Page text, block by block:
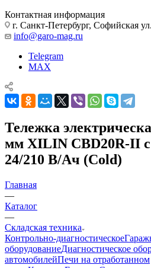
Контактная информация
г. Санкт-Петербург, Софийская
info@garo-mag.ru
Telegram
MAX
Тележка
мм XILIN CBD20R-II
24/210 В/Ач (Cold)
Главная
—
Каталог
—
Складская техника
Контрольно-диагностическое
оборудованиеДиагностическое
автомобилейПечи на отработанном